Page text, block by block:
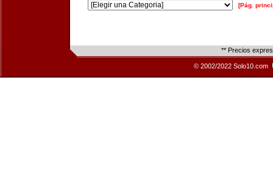
[Pág.
** Precios
© 2002/2022 Solo10.com